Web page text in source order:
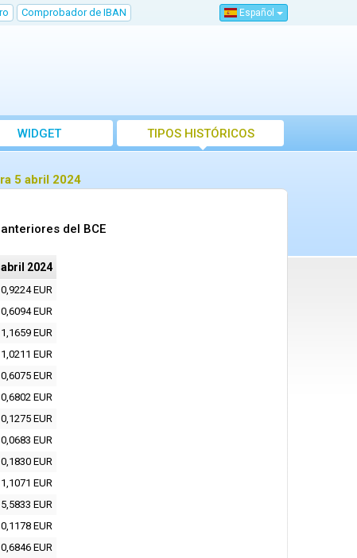
Comprobador de IBAN Español
WIDGET TIPOS HISTÓRICOS
5 abril 2024
del BCE
2024
0,9224 EUR
0,6094 EUR
1,1659 EUR
1,0211 EUR
0,6075 EUR
0,6802 EUR
0,1275 EUR
0,0683 EUR
0,1830 EUR
1,1071 EUR
5,5833 EUR
0,1178 EUR
0,6846 EUR